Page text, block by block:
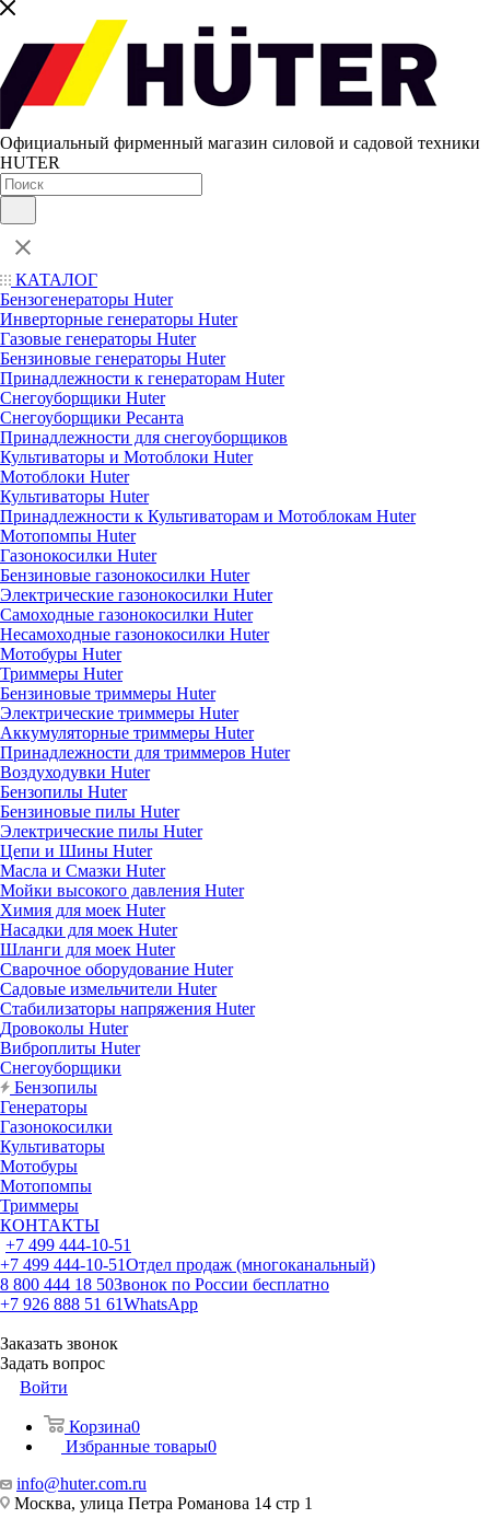
Официальный фирменный магазин силовой и садовой техники
HUTER
КАТАЛОГ
Бензогенераторы Huter
Инверторные генераторы Huter
Газовые генераторы Huter
Бензиновые генераторы Huter
Принадлежности к генераторам Huter
Снегоуборщики Huter
Снегоуборщики Ресанта
Принадлежности для снегоуборщиков
Культиваторы и Мотоблоки Huter
Мотоблоки Huter
Культиваторы Huter
Принадлежности к Культиваторам и Мотоблокам Huter
Мотопомпы Huter
Газонокосилки Huter
Бензиновые газонокосилки Huter
Электрические газонокосилки Huter
Самоходные газонокосилки Huter
Несамоходные газонокосилки Huter
Мотобуры Huter
Триммеры Huter
Бензиновые триммеры Huter
Электрические триммеры Huter
Аккумуляторные триммеры Huter
Принадлежности для триммеров Huter
Воздуходувки Huter
Бензопилы Huter
Бензиновые пилы Huter
Электрические пилы Huter
Цепи и Шины Huter
Масла и Смазки Huter
Мойки высокого давления Huter
Химия для моек Huter
Насадки для моек Huter
Шланги для моек Huter
Сварочное оборудование Huter
Садовые измельчители Huter
Стабилизаторы напряжения Huter
Дровоколы Huter
Виброплиты Huter
Снегоуборщики
Бензопилы
Генераторы
Газонокосилки
Культиваторы
Мотобуры
Мотопомпы
Триммеры
КОНТАКТЫ
+7 499 444-10-51
+7 499 444-10-51Отдел продаж (многоканальный)
8 800 444 18 50Звонок по России бесплатно
+7 926 888 51 61WhatsApp
Заказать звонок
Задать вопрос
Войти
Корзина0
Избранные товары0
info@huter.com.ru
Москва, улица Петра Романова 14 стр 1